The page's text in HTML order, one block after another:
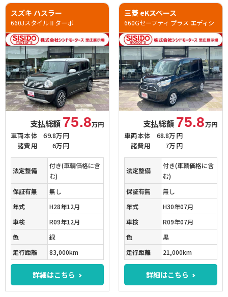
スズキ ハスラー
660JスタイルⅡターボ
支払総額 75.8万円
車両本体
69.8万円
諸費用
6万円
法定整備
付き(車輌価格に含
む)
保証有無
無し
年式
H28年12月
車検
R09年12月
色
緑
走行距離
83,000km
詳細はこちら
三菱 eKスペース
660Gセーフティ プラス エディシ
支払総額 75.8万円
車両本体
68.8万円
諸費用
7万円
法定整備
付き(車輌価格に含
む)
保証有無
無し
年式
H30年07月
車検
R09年07月
色
黒
走行距離
21,000km
詳細はこちら